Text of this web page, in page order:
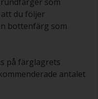
du följer
bottenfärg som
på färglagrets
antalet